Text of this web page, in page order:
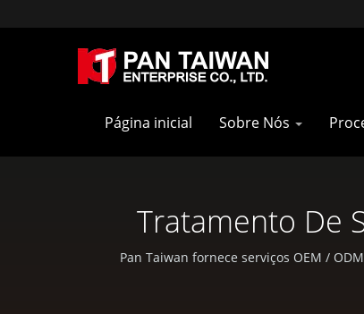
Página inicial Sobre Nós
Tratamento De
Pan Taiwan fornece serviços OEM /